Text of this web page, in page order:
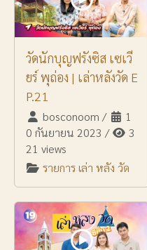
วัดนักบุญฟรังซิส เซเวี
ยร์ พุถ่อง | เล่าหลังวัด E
P.21
bosconoom /
1
0 กันยายน 2023 /
3
21 views
รายการ เล่า หลัง วัด